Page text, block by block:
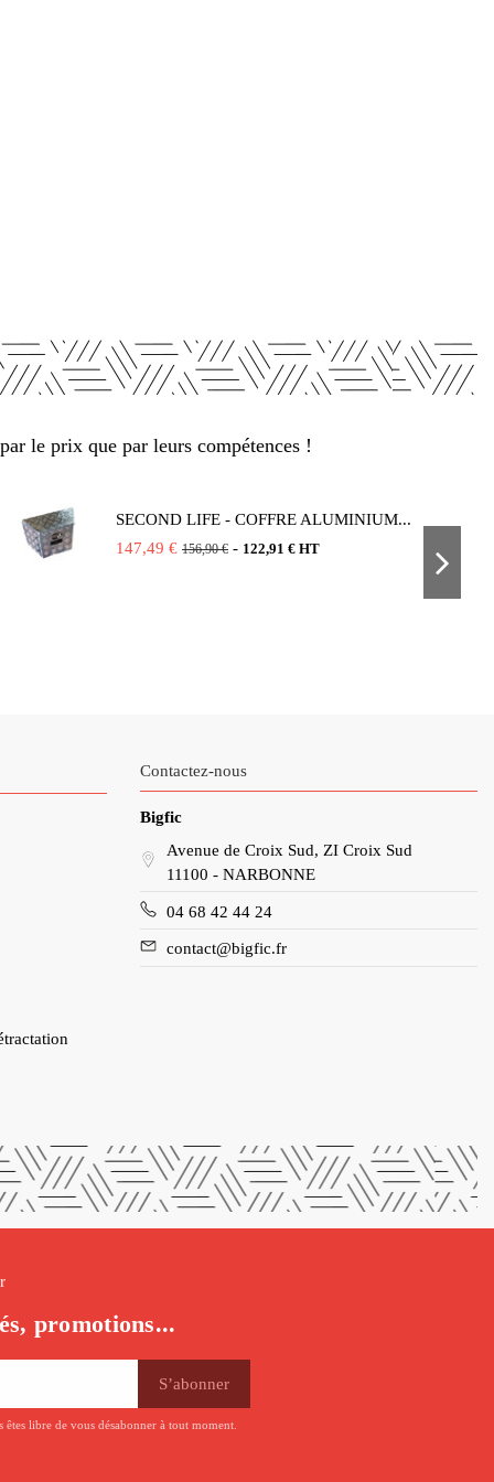
le prix que par leurs compétences !
SECOND LIFE - COFFRE ALUMINIUM...
147,49 € 156,90 € - 122,91 € HT
Contactez-nous
Bigfic
Avenue de Croix Sud, ZI Croix Sud
11100 - NARBONNE
04 68 42 44 24
contact@bigfic.fr
promotions...
libre de vous désabonner à tout moment.